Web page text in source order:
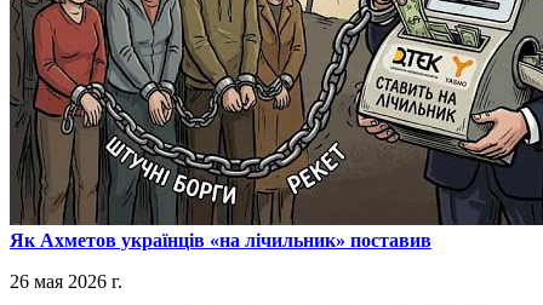
​Як Ахметов українців «на лічильник» поставив
26 мая 2026 г.